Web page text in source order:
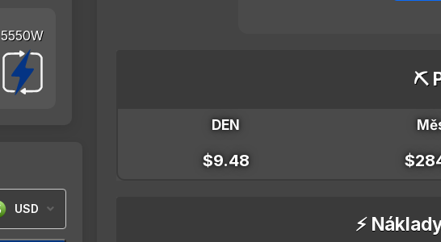
5550W
USD
⛏️
DEN
$9.48
⚡